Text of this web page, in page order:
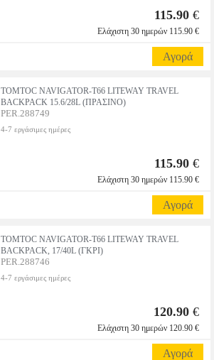
115.90 €
Ελάχιστη 30 ημερών 115.90 €
Αγορά
TOMTOC NAVIGATOR-T66 LITEWAY TRAVEL
BACKPACK 15.6/28L (ΠΡΑΣΙΝΟ)
PER.288749
4-7 εργάσιμες ημέρες
115.90 €
Ελάχιστη 30 ημερών 115.90 €
Αγορά
TOMTOC NAVIGATOR-T66 LITEWAY TRAVEL
BACKPACK, 17/40L (ΓΚΡΙ)
PER.288746
4-7 εργάσιμες ημέρες
120.90 €
Ελάχιστη 30 ημερών 120.90 €
Αγορά